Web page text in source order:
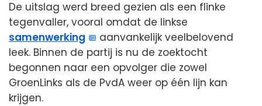
De uitslag werd breed gezien als een flinke
tegenvaller, vooral omdat de linkse
samenwerking
aanvankelijk veelbelovend
leek. Binnen de partij is nu de zoektocht
begonnen naar een opvolger die zowel
GroenLinks als de PvdA weer op één lijn kan
krijgen.